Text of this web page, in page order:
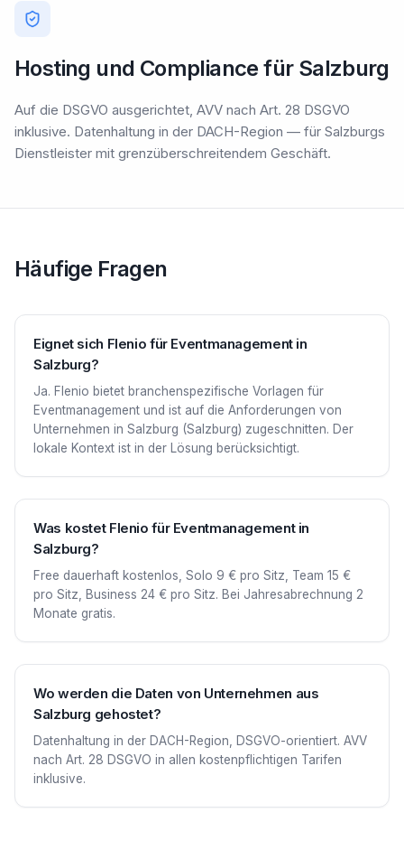
Hosting und Compliance für Salzburg
Auf die DSGVO ausgerichtet, AVV nach Art. 28 DSGVO
inklusive. Datenhaltung in der DACH-Region — für Salzburgs
Dienstleister mit grenzüberschreitendem Geschäft.
Häufige Fragen
Eignet sich Flenio für Eventmanagement in
Salzburg?
Ja. Flenio bietet branchenspezifische Vorlagen für
Eventmanagement und ist auf die Anforderungen von
Unternehmen in Salzburg (Salzburg) zugeschnitten. Der
lokale Kontext ist in der Lösung berücksichtigt.
Was kostet Flenio für Eventmanagement in
Salzburg?
Free dauerhaft kostenlos, Solo 9 € pro Sitz, Team 15 €
pro Sitz, Business 24 € pro Sitz. Bei Jahresabrechnung 2
Monate gratis.
Wo werden die Daten von Unternehmen aus
Salzburg gehostet?
Datenhaltung in der DACH-Region, DSGVO-orientiert. AVV
nach Art. 28 DSGVO in allen kostenpflichtigen Tarifen
inklusive.